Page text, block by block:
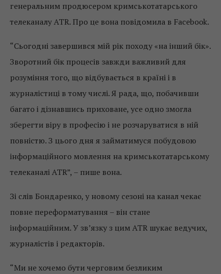
генеральним продюсером кримськотатарського
телеканалу ATR. Про це вона повідомила в Facebook.
“Сьогодні завершився мій рік походу «на інший бік».
Зворотний бік процесів завжди важливий для
розуміння того, що відбувається в країні і в
журналістиці в тому числі. Я рада, що, побачивши
багато і дізнавшись приховане, усе одно змогла
зберегти віру в професію і не розчаруватися в ній
повністю. З цього дня я займатимуся побудовою
інформаційного мовлення на кримськотатарському
телеканалі ATR”, – пише вона.
Зі слів Бондаренко, у новому сезоні на канал чекає
повне переформатування – він стане
інформаційним. У зв’язку з цим ATR шукає ведучих,
журналістів і редакторів.
“Ми не хочемо бути черговим безликим